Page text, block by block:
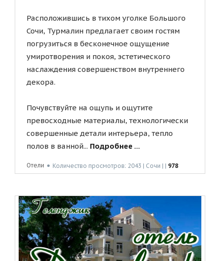
Расположившись в тихом уголке Большого
Сочи, Турмалин предлагает своим гостям
погрузиться в бесконечное ощущение
умиротворения и покоя, эстетического
наслаждения совершенством внутреннего
декора.
Почувствуйте на ощупь и ощутите
превосходные материалы, технологически
совершенные детали интерьера, тепло
полов в ванной... Подробнее ...
Отели ● Количество просмотров: 2043 | Сочи | | 978